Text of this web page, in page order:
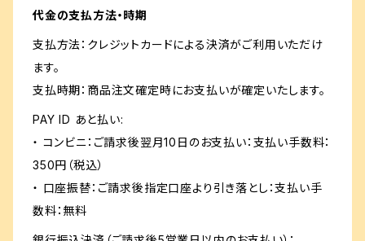
代金の支払方法・時期
支払方法：クレジットカードによる決済がご利用いただけ
ます。
支払時期：商品注文確定時にお支払いが確定いたします。
PAY ID あと払い:
・ コンビニ：ご請求後翌月10日のお支払い：支払い手数料：
350円（税込）
・ 口座振替：ご請求後指定口座より引き落とし：支払い手
数料：無料